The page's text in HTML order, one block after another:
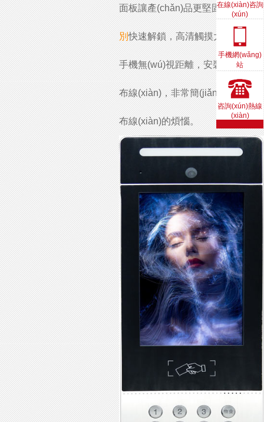
面板讓產(chǎn)品更堅固，人臉識
別快速解鎖，高清觸摸大屏，連接
手機無(wú)視距離，安裝無(wú)需
布線(xiàn)，非常簡(jiǎn)單避免了
布線(xiàn)的煩惱。
在線(xiàn)咨詢
(xún)
手機網(wǎng)
站
咨詢(xún)熱線
(xiàn)